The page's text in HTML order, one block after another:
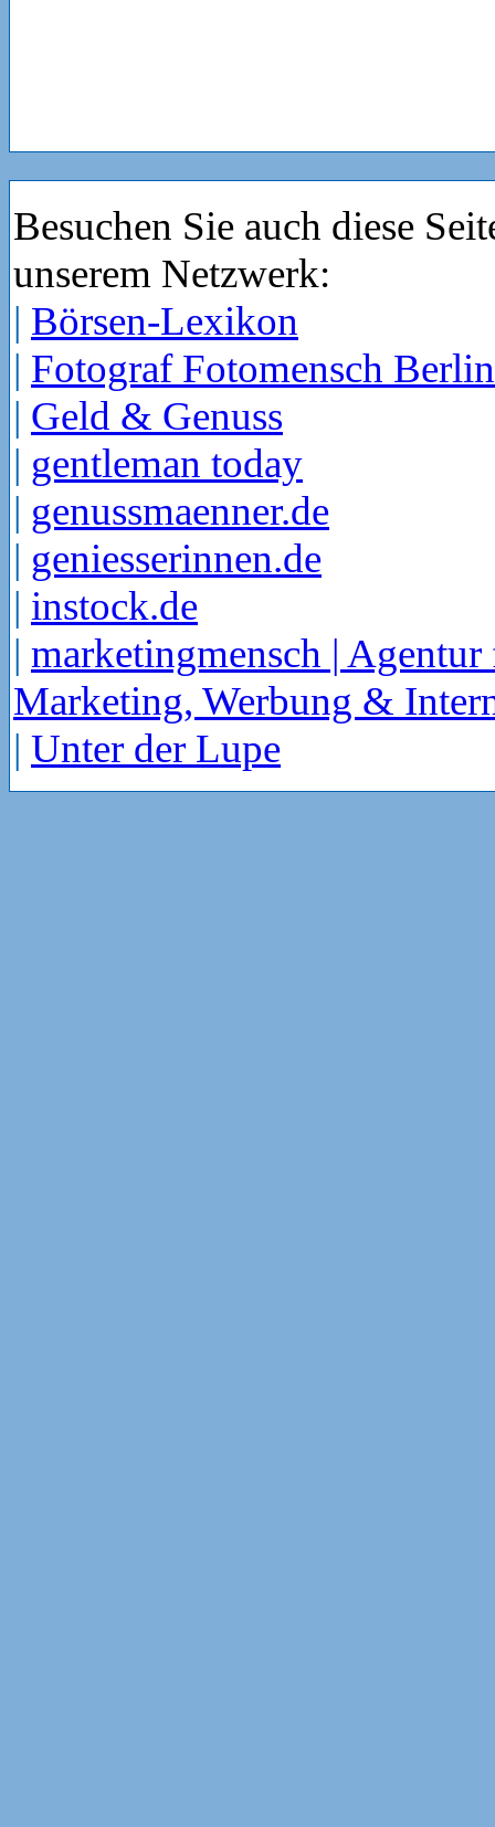
Besuchen Sie auch diese
unserem Netzwerk:
| Börsen-Lexikon
| Fotograf Fotomensch Berlin
| Geld & Genuss
| gentleman today
| genussmaenner.de
| geniesserinnen.de
| instock.de
| marketingmensch | Agentur
Marketing, Werbung &
| Unter der Lupe